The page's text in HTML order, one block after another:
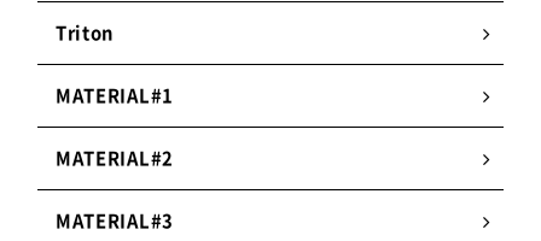
Triton
MATERIAL#1
MATERIAL#2
MATERIAL#3